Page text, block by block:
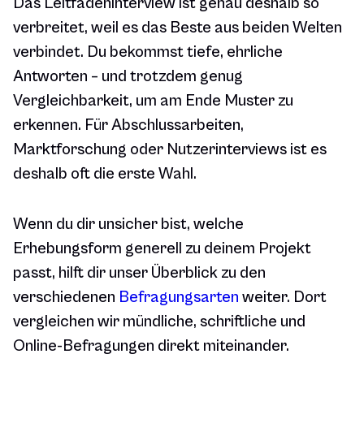
Das Leitfadeninterview ist genau deshalb so
verbreitet, weil es das Beste aus beiden Welten
verbindet. Du bekommst tiefe, ehrliche
Antworten – und trotzdem genug
Vergleichbarkeit, um am Ende Muster zu
erkennen. Für Abschlussarbeiten,
Marktforschung oder Nutzerinterviews ist es
deshalb oft die erste Wahl.
Wenn du dir unsicher bist, welche
Erhebungsform generell zu deinem Projekt
passt, hilft dir unser Überblick zu den
verschiedenen Befragungsarten weiter. Dort
vergleichen wir mündliche, schriftliche und
Online-Befragungen direkt miteinander.